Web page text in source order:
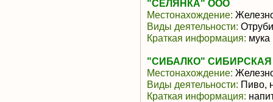
"СЕЛЯНКА" ООО
Местонахождение:
Виды деятельности:
Краткая информация: мука
"СИБАЛКО"
Местонахождение:
Виды деятельности: Пиво,
Краткая информация: